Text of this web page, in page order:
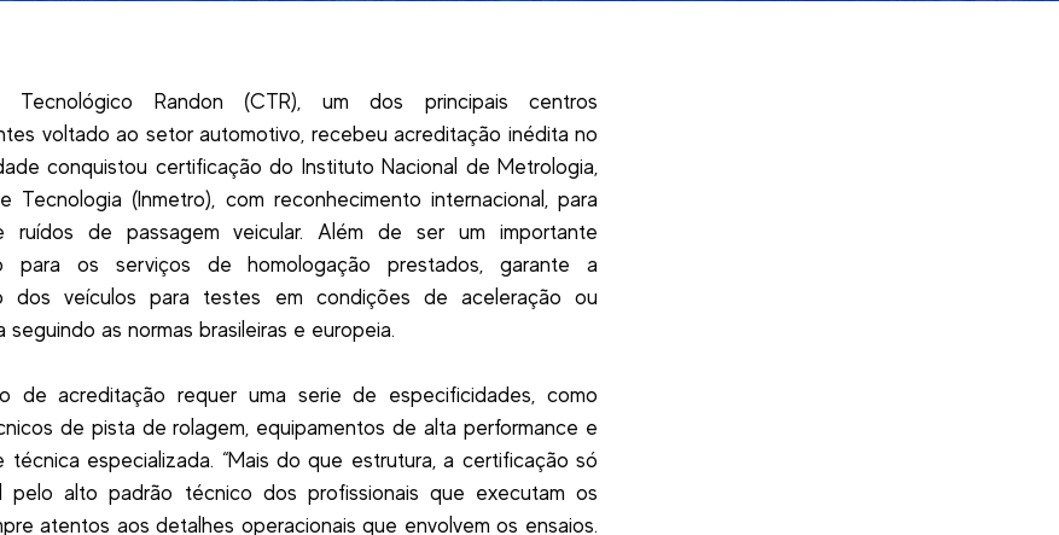
Randon (CTR), um dos principais centros
voltado ao setor automotivo, recebeu acreditação inédita no
conquistou certificação do Instituto Nacional de Metrologia,
Tecnologia (Inmetro), com reconhecimento internacional, para
ruídos de passagem veicular. Além de ser um importante
para os serviços de homologação prestados, garante a
dos veículos para testes em condições de aceleração ou
seguindo as normas brasileiras e europeia.
de acreditação requer uma serie de especificidades, como
de pista de rolagem, equipamentos de alta performance e
técnica especializada. “Mais do que estrutura, a certificação só
pelo alto padrão técnico dos profissionais que executam os
atentos aos detalhes operacionais que envolvem os ensaios.